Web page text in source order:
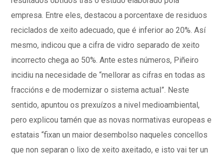
empresa. Entre eles, destacou a porcentaxe de residuos
reciclados de xeito adecuado, que é inferior ao 20%. Así
mesmo, indicou que a cifra de vidro separado de xeito
incorrecto chega ao 50%. Ante estes números, Piñeiro
incidiu na necesidade de “mellorar as cifras en todas as
fraccións e de modernizar o sistema actual”. Neste
sentido, apuntou os prexuízos a nivel medioambiental,
pero explicou tamén que as novas normativas europeas e
estatais “fixan un maior desembolso naqueles concellos
que non separan o lixo de xeito axeitado, e isto vai ter un